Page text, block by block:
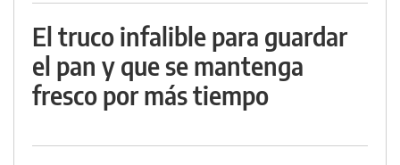
El truco infalible para guardar
el pan y que se mantenga
fresco por más tiempo